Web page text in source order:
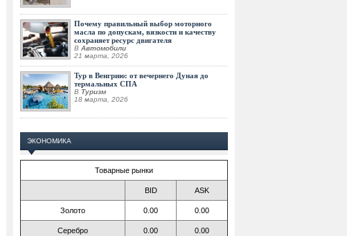
Почему правильный выбор моторного
масла по допускам, вязкости и качеству
сохраняет ресурс двигателя
В Автомобили
21 марта, 2026
Тур в Венгрию: от вечернего Дуная до
термальных СПА
В Туризм
18 марта, 2026
ЭКОНОМИКА
Товарные рынки
BID ASK
Золото 0.00 0.00
Серебро 0.00 0.00